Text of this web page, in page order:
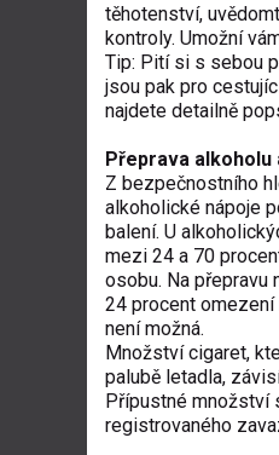
těhotenství,
kontroly. Umožní
Tip: Pití si s sebou
jsou pak pro
najdete detailně
Přeprava
Z bezpečnostního
alkoholické nápoje
balení. U
mezi 24 a 70
osobu. Na přepravu
24 procent omezení
není možná.
Množství cigaret,
palubě letadla,
Přípustné množství
registrovaného